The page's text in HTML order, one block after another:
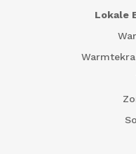
Lokale